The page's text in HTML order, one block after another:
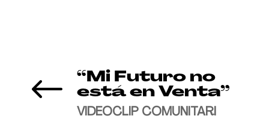
#
“Mi Futuro no
está en Venta”
VIDEOCLIP COMUNITARI